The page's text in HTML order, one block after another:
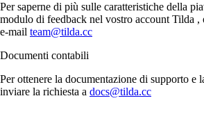
Per saperne di più sulle caratteristiche della
modulo di feedback nel vostro account Tilda ,
e-mail team@tilda.cc
Documenti contabili
Per ottenere la documentazione di supporto e
inviare la richiesta a docs@tilda.cc